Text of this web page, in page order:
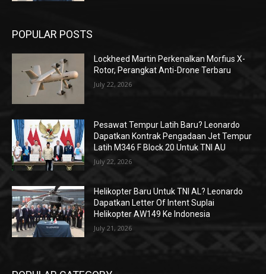
POPULAR POSTS
Lockheed Martin Perkenalkan Morfius X-
Rotor, Perangkat Anti-Drone Terbaru
July 22, 2026
Pesawat Tempur Latih Baru? Leonardo
Dapatkan Kontrak Pengadaan Jet Tempur
Latih M346 F Block 20 Untuk TNI AU
July 22, 2026
Helikopter Baru Untuk TNI AL? Leonardo
Dapatkan Letter Of Intent Suplai
Helikopter AW149 Ke Indonesia
July 21, 2026